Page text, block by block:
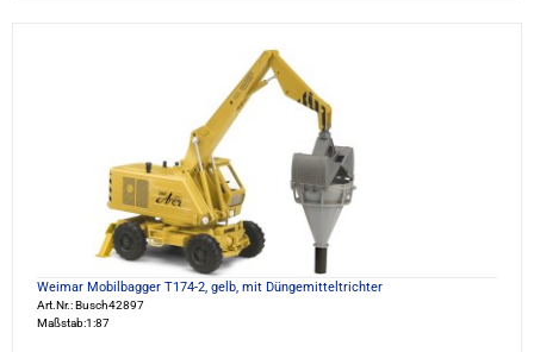
Weimar Mobilbagger T174-2, gelb, mit Düngemitteltrichter
Art.Nr.: Busch42897
Maßstab:1:87